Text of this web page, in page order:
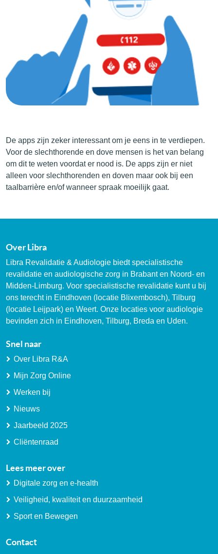
De apps zijn zeker interessant om je eens in te verdiepen.
Voor de slechthorende en dove mensen is het van belang
om dit te weten voordat er nood is. De apps zijn er niet
alleen voor slechthorenden en doven maar ook bij een
taalbarrière en/of wanneer spraak moeilijk gaat.
Over Libra
Libra Revalidatie & Audiologie biedt specialistische
revalidatie en audiologische zorg in Brabant en Noord- en
Midden-Limburg. Voor specialistische revalidatie kunt u bij
ons terecht in Eindhoven (locatie Blixembosch), Tilburg
(locatie Leijpark) en Weert. Onze locaties voor audiologie
bevinden zich in Eindhoven, Tilburg, Breda en Uden.
Snel naar
Over Libra R&A
Mijn Zorg Online
Werken bij
Nieuws
Jaarbeeld 2025
Cliëntenraad
Lees meer over
Digitale zorg en e-health
Veiligheid, kwaliteit en duurzaamheid
Sport en Bewegen
Contact